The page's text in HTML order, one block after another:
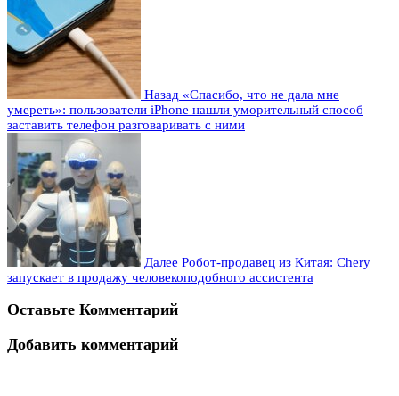
Назад «Спасибо, что не дала мне
умереть»: пользователи iPhone нашли уморительный способ
заставить телефон разговаривать с ними
Далее Робот-продавец из Китая: Chery
запускает в продажу человекоподобного ассистента
Оставьте Комментарий
Добавить комментарий